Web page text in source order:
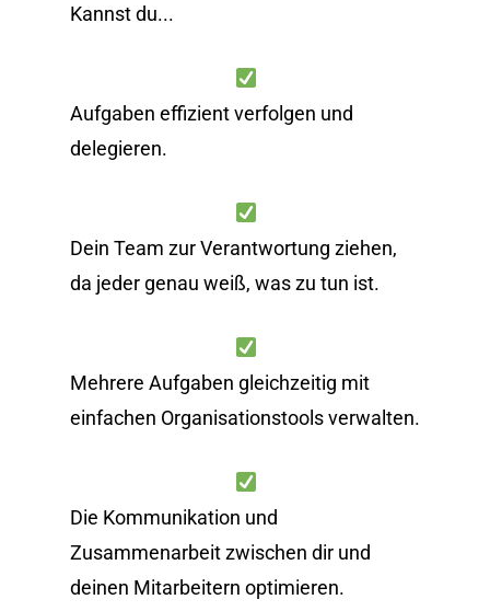
Kannst du...
Aufgaben effizient verfolgen und
delegieren.
Dein Team zur Verantwortung ziehen,
da jeder genau weiß, was zu tun ist.
Mehrere Aufgaben gleichzeitig mit
einfachen Organisationstools verwalten.
Die Kommunikation und
Zusammenarbeit zwischen dir und
deinen Mitarbeitern optimieren.